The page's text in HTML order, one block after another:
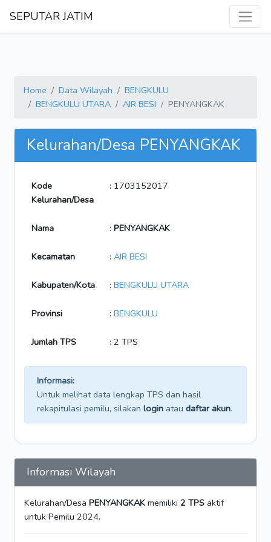
SEPUTAR JATIM
Home Data Wilayah
BENGKULU
BENGKULU UTARA
AIR BESI PENYANGKAK
Kelurahan/Desa PENYANGKAK
Kode
Kelurahan/Desa
: 1703152017
Nama : PENYANGKAK
Kecamatan : AIR BESI
Kabupaten/Kota : BENGKULU UTARA
Provinsi : BENGKULU
Jumlah TPS : 2 TPS
Informasi:
Untuk melihat data lengkap TPS dan hasil
rekapitulasi pemilu, silakan login atau daftar akun.
Informasi Wilayah
Kelurahan/Desa PENYANGKAK memiliki 2 TPS aktif
untuk Pemilu 2024.